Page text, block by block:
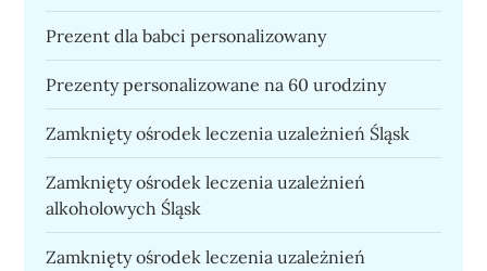
Prezent dla babci personalizowany
Prezenty personalizowane na 60 urodziny
Zamknięty ośrodek leczenia uzależnień Śląsk
Zamknięty ośrodek leczenia uzależnień
alkoholowych Śląsk
Zamknięty ośrodek leczenia uzależnień